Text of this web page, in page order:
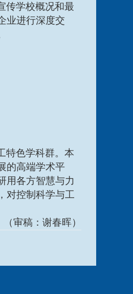
传学校概况和最
业进行深度交
特色学科群。本
的高端学术平
用各方智慧与力
对控制科学与工
（审稿：谢春晖）